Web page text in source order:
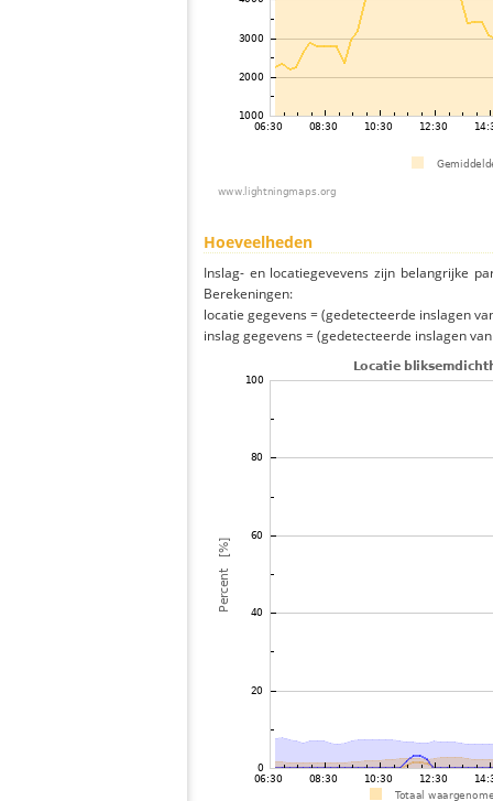
Hoeveelheden
Inslag- en locatiegevevens zijn belangrijke
Berekeningen:
locatie gegevens = (gedetecteerde inslagen
inslag gegevens = (gedetecteerde inslagen